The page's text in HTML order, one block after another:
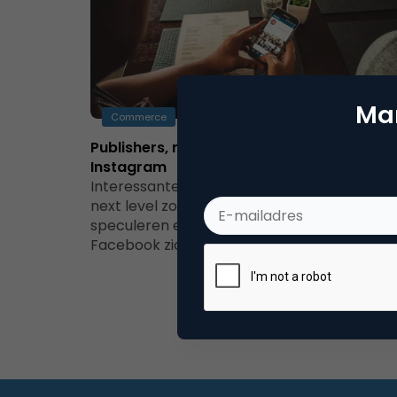
Commerce
Publishers, marketeers, bloggers: zet in op
Instagram
Interessante ontwikkelingen die het platform
next level zouden kunnen tillenNa een tijd van
speculeren enkele jaren geleden, heeft
Facebook zich…